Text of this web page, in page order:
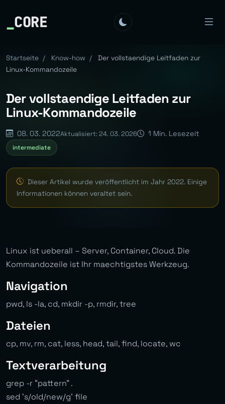
_CORE
Startseite / Know-how /
Der vollstaendige Leitfaden zur
Linux-Kommandozeile
Der vollstaendige Leitfaden zur
Linux-Kommandozeile
08. 03. 2022Aktualisiert: 24. 03. 2026 1 Min. Lesezeit
intermediate
Dieser Artikel wurde veröffentlicht im Jahr 2022. Einige
Informationen können veraltet sein.
Linux ist ueberall – Server, Container, Cloud. Die
Kommandozeile ist Ihr maechtigstes Werkzeug.
Navigation
pwd, ls -la, cd, mkdir -p, rmdir, tree
Dateien
cp, mv, rm, cat, less, head, tail, find, locate, wc
Textverarbeitung
grep -r “pattern” .
sed ‘s/old/new/g’ file